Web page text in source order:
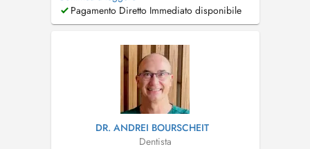
Dentalchirurgie, ästhetische und
minimalinvasive füllungstherapeutische
Endodontie, zeitgemäße individualisierte
Prophylaxe und Parodontologiebeha...
Pagamento Diretto Immediato disponibile
DR. ANDREI BOURSCHEIT
Dentista